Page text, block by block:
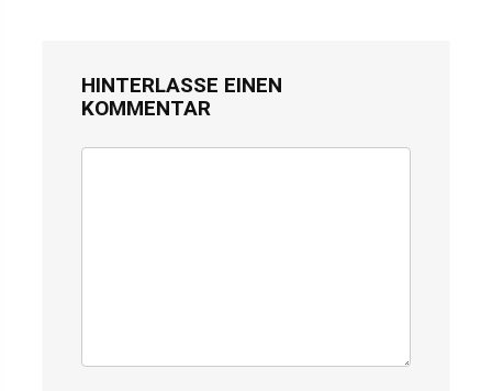
HINTERLASSE EINEN
KOMMENTAR